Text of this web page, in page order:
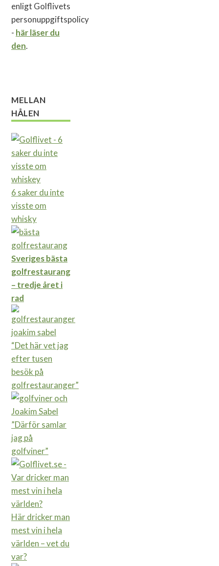
enligt Golflivets
personuppgiftspolicy
- här läser du
den.
MELLAN
HÅLEN
6 saker du inte
visste om
whisky
Sveriges bästa
golfrestaurang
– tredje året i
rad
“Det här vet jag
efter tusen
besök på
golfrestauranger”
”Därför samlar
jag på
golfviner”
Här dricker man
mest vin i hela
världen – vet du
var?